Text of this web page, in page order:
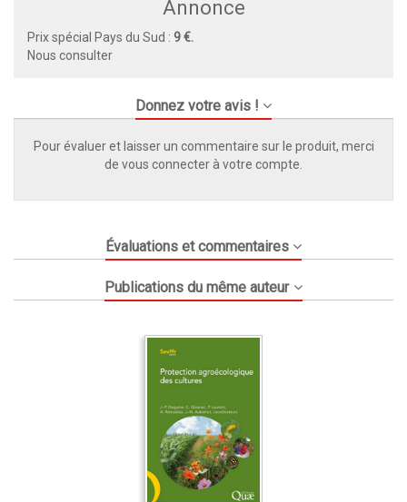
Annonce
Prix spécial Pays du Sud : 9 €.
Nous consulter
Donnez votre avis !
Pour évaluer et laisser un commentaire sur le produit, merci
de vous connecter à votre compte.
Évaluations et commentaires
Publications du même auteur